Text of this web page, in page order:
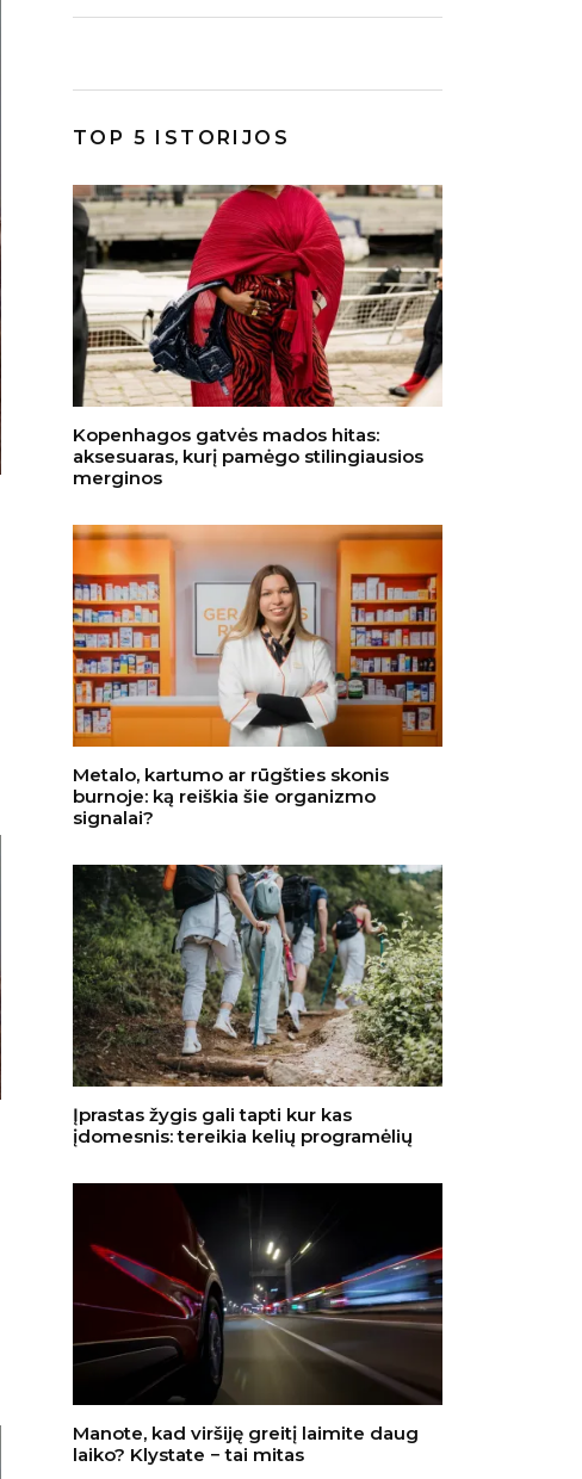
TOP 5 ISTORIJOS
Kopenhagos gatvės mados hitas:
aksesuaras, kurį pamėgo stilingiausios
merginos
Metalo, kartumo ar rūgšties skonis
burnoje: ką reiškia šie organizmo
signalai?
Įprastas žygis gali tapti kur kas
įdomesnis: tereikia kelių programėlių
Manote, kad viršiję greitį laimite daug
laiko? Klystate − tai mitas